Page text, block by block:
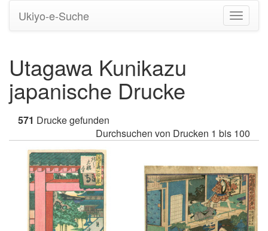
Ukiyo-e-Suche
Utagawa Kunikazu
japanische Drucke
571 Drucke gefunden
Durchsuchen von Drucken 1 bis 100